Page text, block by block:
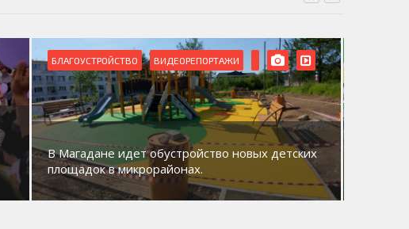
БЛАГОУСТРОЙСТВО ВИДЕОРЕПОРТАЖИ
В Магадане идет обустройство новых детских
площадок в микрорайонах.